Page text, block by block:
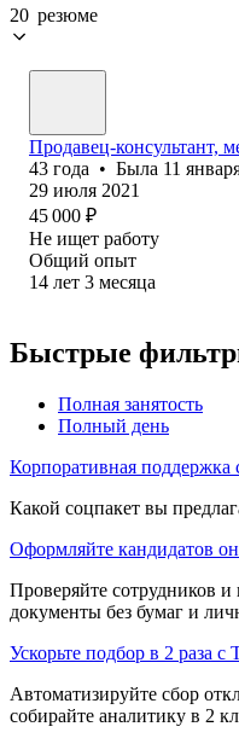
20 резюме
Продавец-консультант,
43 года • Была 11
29 июля 2021
45 000 ₽
Не ищет работу
Общий опыт
14 лет 3 месяца
Быстрые
Полная занятость
Полный день
Корпоративная поддержка
Какой соцпакет вы
Оформляйте кандидатов
Проверяйте сотрудников
документы без бумаг и
Ускорьте подбор в 2 раза с
Автоматизируйте сбор
собирайте аналитику в 2